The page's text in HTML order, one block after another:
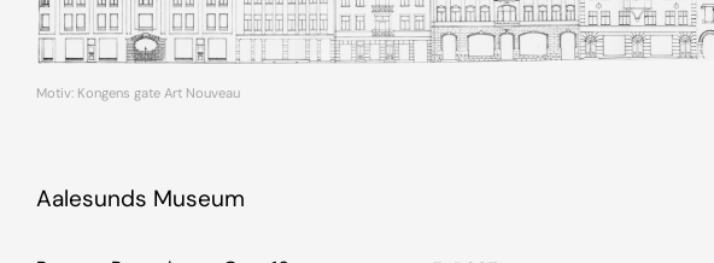
Motiv: Kongens gate Art Nouveau
Aalesunds Museum